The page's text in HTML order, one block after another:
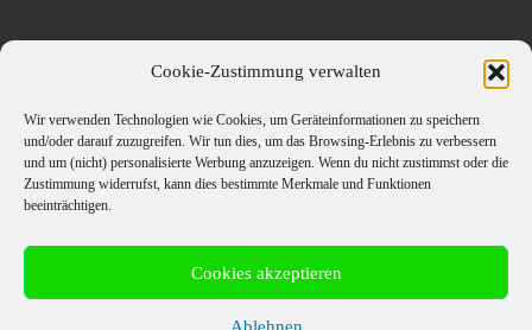
Cookie-Zustimmung verwalten
Wir verwenden Technologien wie Cookies, um Geräteinformationen zu speichern
und/oder darauf zuzugreifen. Wir tun dies, um das Browsing-Erlebnis zu verbessern
und um (nicht) personalisierte Werbung anzuzeigen. Wenn du nicht zustimmst oder die
Zustimmung widerrufst, kann dies bestimmte Merkmale und Funktionen
beeinträchtigen.
Cookies akzeptieren
Ablehnen
– Alle Rechte vorbehalten